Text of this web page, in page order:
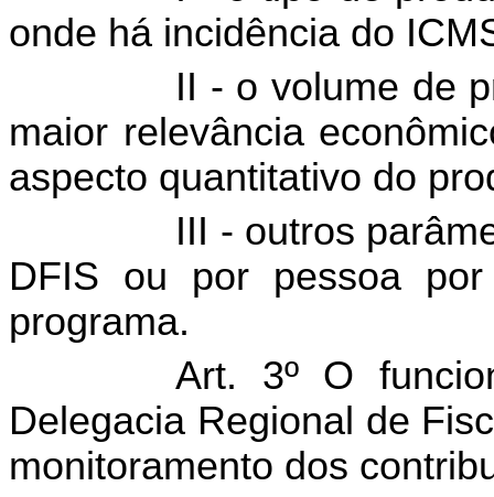
onde há incidência do
II - o volume de
maior relevância
aspecto quantitativo do
III - outros
DFIS ou por pessoa
programa.
Art. 3º O
Delegacia Regional de
monitoramento dos